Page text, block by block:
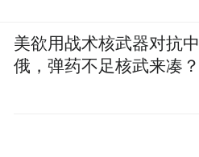
美欲用战术核武器对抗中
俄，弹药不足核武来凑？